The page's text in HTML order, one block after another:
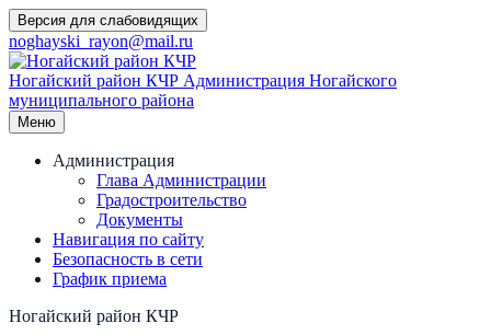
Перейти
к
содержимому
Версия для слабовидящих
noghayski_rayon@mail.ru
Ногайский район КЧР Администрация Ногайского
муниципального района
Меню
Администрация
Глава Администрации
Градостроительство
Документы
Навигация по сайту
Безопасность в сети
График приема
Ногайский район КЧР